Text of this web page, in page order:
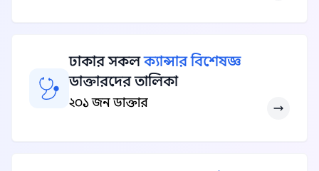
ঢাকার সকলক্যান্সার বিশেষজ্ঞ
ডাক্তারদের তালিকা
২০১ জন ডাক্তার